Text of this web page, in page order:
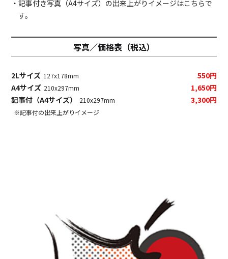
・記事付き写真（A4サイズ）の出来上がりイメージはこちらで
す。
写真／価格表（税込）
2Lサイズ 127x178mm
550円
A4サイズ 210x297mm
1,650円
記事付（A4サイズ）
210x297mm 3,300円
※記事付の出来上がりイメージ